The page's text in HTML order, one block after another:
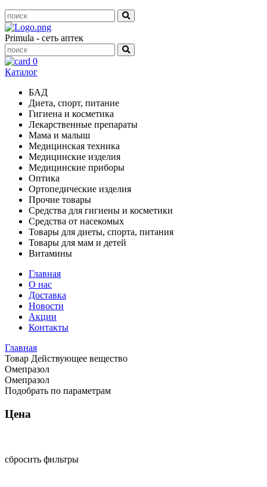
Primula - сеть аптек
0
Каталог
БАД
Диета, спорт, питание
Гигиена и косметика
Лекарственные препараты
Мама и малыш
Медицинская техника
Медицинские изделия
Медицинские приборы
Оптика
Ортопедические изделия
Прочие товары
Средства для гигиены и косметики
Средства от насекомых
Товары для диеты, спорта, питания
Товары для мам и детей
Витамины
Главная
О нас
Доставка
Новости
Акции
Контакты
Главная
Товар Действующее вещество
Омепразол
Омепразол
Подобрать по параметрам
Цена
сбросить фильтры